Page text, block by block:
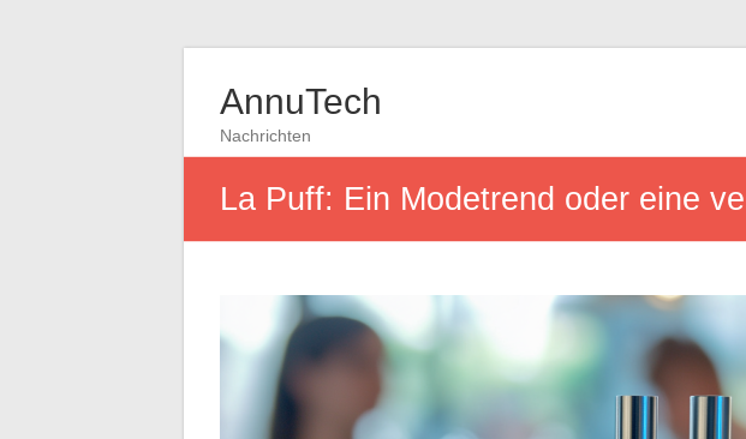
AnnuTech
Nachrichten
La Puff: Ein Modetrend oder eine